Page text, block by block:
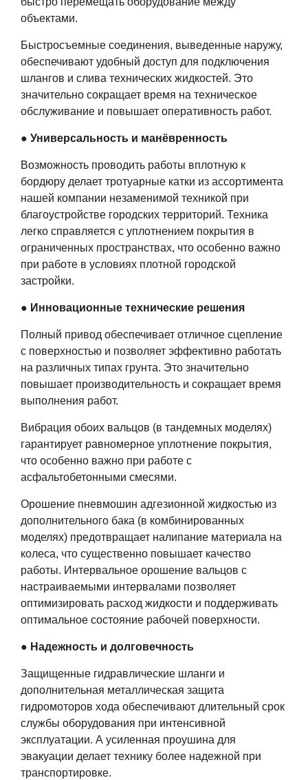
объектами.
Быстросъемные соединения, выведенные наружу,
обеспечивают удобный доступ для подключения
шлангов и слива технических жидкостей. Это
значительно сокращает время на техническое
обслуживание и повышает оперативность работ.
● Универсальность и манёвренность
Возможность проводить работы вплотную к
бордюру делает тротуарные катки из ассортимента
нашей компании незаменимой техникой при
благоустройстве городских территорий. Техника
легко справляется с уплотнением покрытия в
ограниченных пространствах, что особенно важно
при работе в условиях плотной городской
застройки.
● Инновационные технические решения
Полный привод обеспечивает отличное сцепление
с поверхностью и позволяет эффективно работать
на различных типах грунта. Это значительно
повышает производительность и сокращает время
выполнения работ.
Вибрация обоих вальцов (в тандемных моделях)
гарантирует равномерное уплотнение покрытия,
что особенно важно при работе с
асфальтобетонными смесями.
Орошение пневмошин адгезионной жидкостью из
дополнительного бака (в комбинированных
моделях) предотвращает налипание материала на
колеса, что существенно повышает качество
работы. Интервальное орошение вальцов с
настраиваемыми интервалами позволяет
оптимизировать расход жидкости и поддерживать
оптимальное состояние рабочей поверхности.
● Надежность и долговечность
Защищенные гидравлические шланги и
дополнительная металлическая защита
гидромоторов хода обеспечивают длительный срок
службы оборудования при интенсивной
эксплуатации. А усиленная проушина для
эвакуации делает технику более надежной при
транспортировке.